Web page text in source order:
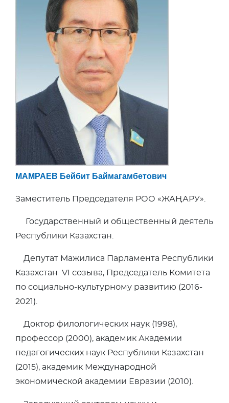
МАМРАЕВ Бейбит Баймагамбетович
Заместитель Председателя РОО «ЖАҢАРУ».
Государственный и общественный деятель
Республики Казахстан.
Депутат Мажилиса Парламента Республики
Казахстан VI созыва, Председатель Комитета
по социально-культурному развитию (2016-
2021).
Доктор филологических наук (1998),
профессор (2000), академик Академии
педагогических наук Республики Казахстан
(2015), академик Международной
экономической академии Евразии (2010).